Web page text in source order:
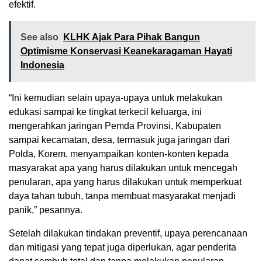
efektif.
See also
KLHK Ajak Para Pihak Bangun
Optimisme Konservasi Keanekaragaman Hayati
Indonesia
“Ini kemudian selain upaya-upaya untuk melakukan
edukasi sampai ke tingkat terkecil keluarga, ini
mengerahkan jaringan Pemda Provinsi, Kabupaten
sampai kecamatan, desa, termasuk juga jaringan dari
Polda, Korem, menyampaikan konten-konten kepada
masyarakat apa yang harus dilakukan untuk mencegah
penularan, apa yang harus dilakukan untuk memperkuat
daya tahan tubuh, tanpa membuat masyarakat menjadi
panik,” pesannya.
Setelah dilakukan tindakan preventif, upaya perencanaan
dan mitigasi yang tepat juga diperlukan, agar penderita